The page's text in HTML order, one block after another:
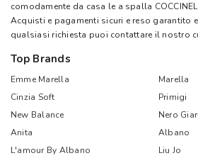
comodamente da casa le a spalla
Acquisti e pagamenti sicuri e reso garantito
qualsiasi richiesta puoi contattare il nostro
Top Brands
Emme Marella
Marella
Cinzia Soft
Primigi
New Balance
Nero
Anita
Albano
L'amour By Albano
Liu Jo